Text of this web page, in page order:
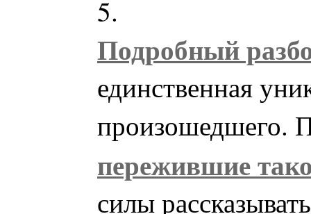
5.
Подробный
единственная
произошедшего.
пережившие
силы